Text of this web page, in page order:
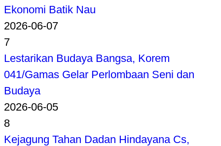
Ekonomi Batik Nau
2026-06-07
7
Lestarikan Budaya Bangsa, Korem
041/Gamas Gelar Perlombaan Seni dan
Budaya
2026-06-05
8
Kejagung Tahan Dadan Hindayana Cs,